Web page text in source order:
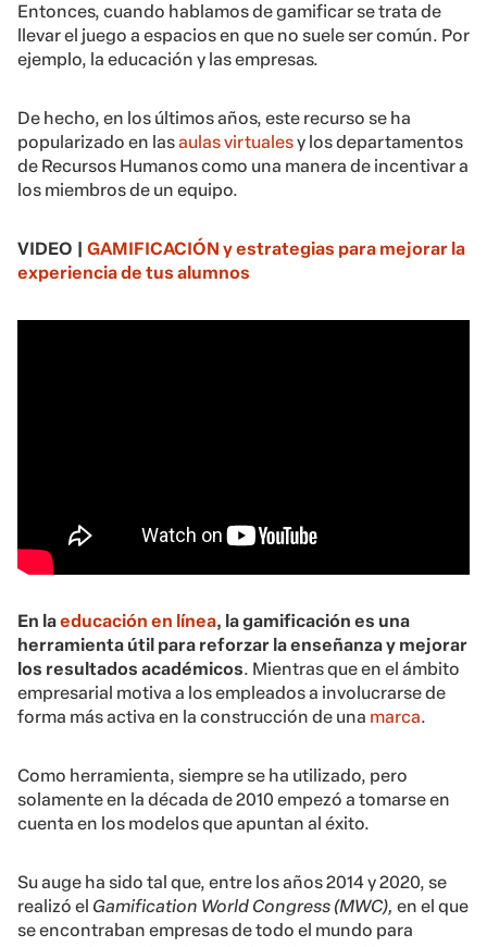
Entonces, cuando hablamos de gamificar se trata de
llevar el juego a espacios en que no suele ser común. Por
ejemplo, la educación y las empresas.
De hecho, en los últimos años, este recurso se ha
popularizado en lasaulas virtualesy los departamentos
de Recursos Humanos como una manera de incentivar a
los miembros de un equipo.
VIDEO | GAMIFICACIÓN y estrategias para mejorar la
experiencia de tus alumnos
En laeducación en línea, la gamificación es una
herramienta útil para reforzar la enseñanza y mejorar
los resultados académicos. Mientras que en el ámbito
empresarial motiva a los empleados a involucrarse de
forma más activa en la construcción de una marca.
Como herramienta, siempre se ha utilizado, pero
solamente en la década de 2010 empezó a tomarse en
cuenta en los modelos que apuntan al éxito.
Su auge ha sido tal que, entre los años 2014 y 2020, se
realizó el Gamification World Congress (MWC), en el que
se encontraban empresas de todo el mundo para